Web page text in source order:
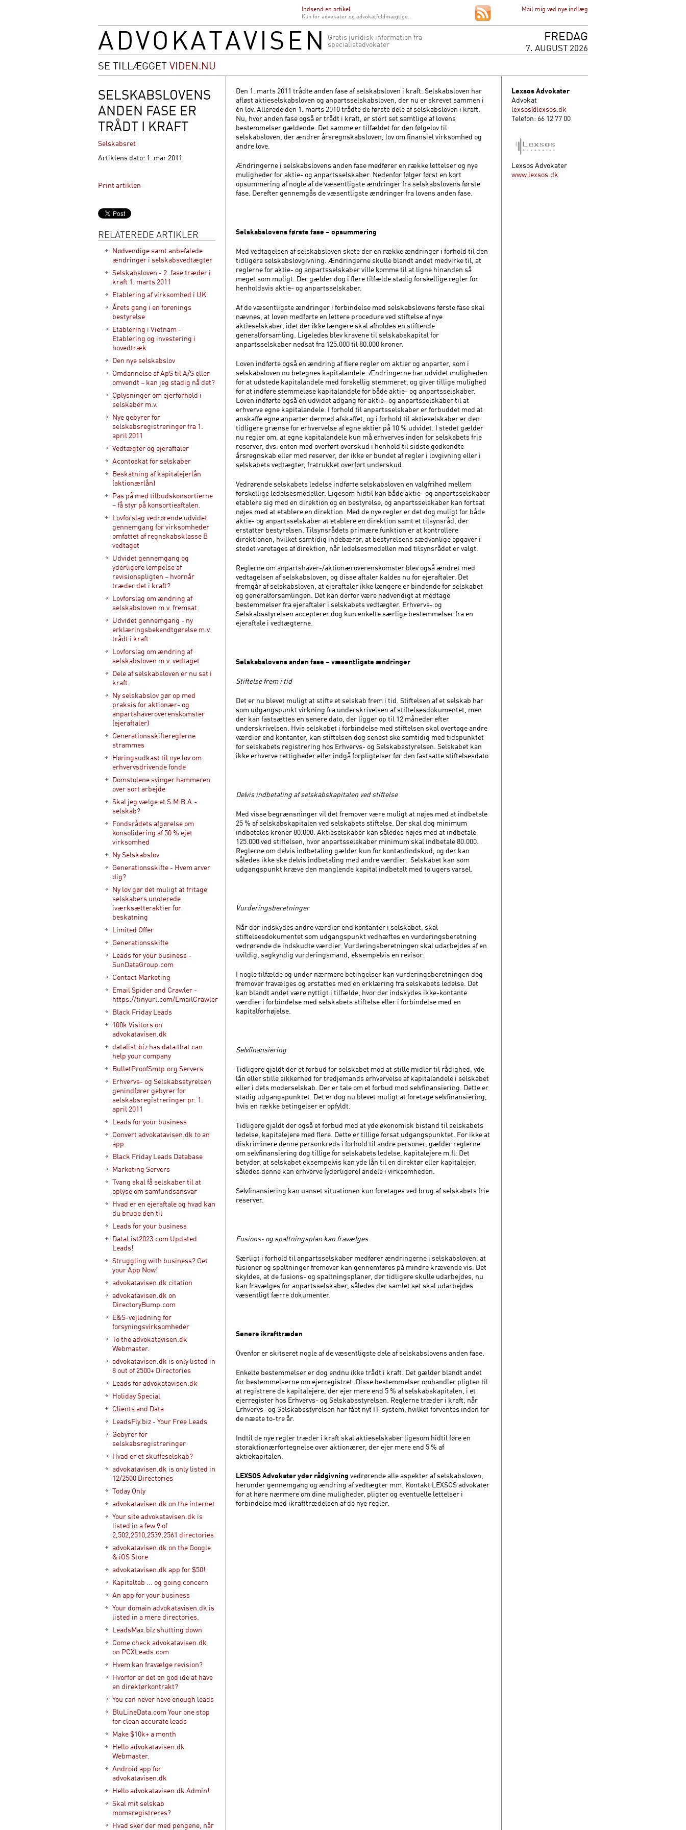
Indsend en artikel
Kun for advokater og advokatfuldmægtige.
Mail mig ved nye indlæg
Gratis juridisk information fra
specialistadvokater
FREDAG
7. AUGUST 2026
SE TILLÆGGETVIDEN.NU
SELSKABSLOVENS
ANDEN FASE ER
TRÅDT I KRAFT
Selskabsret
Artiklens dato: 1. mar 2011
Print artiklen
RELATEREDE ARTIKLER
Nødvendige samt anbefalede
ændringer i selskabsvedtægter
Selskabsloven - 2. fase træder i
kraft 1. marts 2011
Etablering af virksomhed i UK
Årets gang i en forenings
bestyrelse
Etablering i Vietnam -
Etablering og investering i
hovedtræk
Den nye selskabslov
Omdannelse af ApS til A/S eller
omvendt – kan jeg stadig nå det?
Oplysninger om ejerforhold i
selskaber m.v.
Nye gebyrer for
selskabsregistreringer fra 1.
april 2011
Vedtægter og ejeraftaler
Acontoskat for selskaber
Beskatning af kapitalejerlån
(aktionærlån)
Pas på med tilbudskonsortierne
– få styr på konsortieaftalen.
Lovforslag vedrørende udvidet
gennemgang for virksomheder
omfattet af regnskabsklasse B
vedtaget
Udvidet gennemgang og
yderligere lempelse af
revisionspligten – hvornår
træder det i kraft?
Lovforslag om ændring af
selskabsloven m.v. fremsat
Udvidet gennemgang - ny
erklæringsbekendtgørelse m.v.
trådt i kraft
Lovforslag om ændring af
selskabsloven m.v. vedtaget
Dele af selskabsloven er nu sat i
kraft
Ny selskabslov gør op med
praksis for aktionær- og
anpartshaveroverenskomster
(ejeraftaler)
Generationsskiftereglerne
strammes
Høringsudkast til nye lov om
erhvervsdrivende fonde
Domstolene svinger hammeren
over sort arbejde
Skal jeg vælge et S.M.B.A.-
selskab?
Fondsrådets afgørelse om
konsolidering af 50 % ejet
virksomhed
Ny Selskabslov
Generationsskifte - Hvem arver
dig?
Ny lov gør det muligt at fritage
selskabers unoterede
iværksætteraktier for
beskatning
Limited Offer
Generationsskifte
Leads for your business -
SunDataGroup.com
Contact Marketing
Email Spider and Crawler -
https://tinyurl.com/EmailCrawler
Black Friday Leads
100k Visitors on
advokatavisen.dk
datalist.biz has data that can
help your company
BulletProofSmtp.org Servers
Erhvervs- og Selskabsstyrelsen
genindfører gebyrer for
selskabsregistreringer pr. 1.
april 2011
Leads for your business
Convert advokatavisen.dk to an
app.
Black Friday Leads Database
Marketing Servers
Tvang skal få selskaber til at
oplyse om samfundsansvar
Hvad er en ejeraftale og hvad kan
du bruge den til
Leads for your business
DataList2023.com Updated
Leads!
Struggling with business? Get
your App Now!
advokatavisen.dk citation
advokatavisen.dk on
DirectoryBump.com
E&S-vejledning for
forsyningsvirksomheder
To the advokatavisen.dk
Webmaster.
advokatavisen.dk is only listed in
8 out of 2500+ Directories
Leads for advokatavisen.dk
Holiday Special
Clients and Data
LeadsFly.biz - Your Free Leads
Gebyrer for
selskabsregistreringer
Hvad er et skuffeselskab?
advokatavisen.dk is only listed in
12/2500 Directories
Today Only
advokatavisen.dk on the internet
Your site advokatavisen.dk is
listed in a few 9 of
2,502,2510,2539,2561 directories
advokatavisen.dk on the Google
& iOS Store
advokatavisen.dk app for $50!
Kapitaltab ... og going concern
An app for your business
Your domain advokatavisen.dk is
listed in a mere directories.
LeadsMax.biz shutting down
Come check advokatavisen.dk
on PCXLeads.com
Hvem kan fravælge revision?
Hvorfor er det en god ide at have
en direktørkontrakt?
You can never have enough leads
BluLineData.com Your one stop
for clean accurate leads
Make $10k+ a month
Hello advokatavisen.dk
Webmaster.
Android app for
advokatavisen.dk
Hello advokatavisen.dk Admin!
Skal mit selskab
momsregistreres?
Hvad sker der med pengene, når
Den 1. marts 2011 trådte anden fase af selskabsloven i kraft. Selskabsloven har
afløst aktieselskabsloven og anpartsselskabsloven, der nu er skrevet sammen i
én lov. Allerede den 1. marts 2010 trådte de første dele af selskabsloven i kraft.
Nu, hvor anden fase også er trådt i kraft, er stort set samtlige af lovens
bestemmelser gældende. Det samme er tilfældet for den følgelov til
selskabsloven, der ændrer årsregnskabsloven, lov om finansiel virksomhed og
andre love.
Ændringerne i selskabslovens anden fase medfører en række lettelser og nye
muligheder for aktie- og anpartsselskaber. Nedenfor følger først en kort
opsummering af nogle af de væsentligste ændringer fra selskabslovens første
fase. Derefter gennemgås de væsentligste ændringer fra lovens anden fase.
Selskabslovens første fase – opsummering
Med vedtagelsen af selskabsloven skete der en række ændringer i forhold til den
tidligere selskabslovgivning. Ændringerne skulle blandt andet medvirke til, at
reglerne for aktie- og anpartsselskaber ville komme til at ligne hinanden så
meget som muligt. Der gælder dog i flere tilfælde stadig forskellige regler for
henholdsvis aktie- og anpartsselskaber.
Af de væsentligste ændringer i forbindelse med selskabslovens første fase skal
nævnes, at loven medførte en lettere procedure ved stiftelse af nye
aktieselskaber, idet der ikke længere skal afholdes en stiftende
generalforsamling. Ligeledes blev kravene til selskabskapital for
anpartsselskaber nedsat fra 125.000 til 80.000 kroner.
Loven indførte også en ændring af flere regler om aktier og anparter, som i
selskabsloven nu betegnes kapitalandele. Ændringerne har udvidet muligheden
for at udstede kapitalandele med forskellig stemmeret, og giver tillige mulighed
for at indføre stemmeløse kapitalandele for både aktie- og anpartsselskaber.
Loven indførte også en udvidet adgang for aktie- og anpartsselskaber til at
erhverve egne kapitalandele. I forhold til anpartsselskaber er forbuddet mod at
anskaffe egne anparter dermed afskaffet, og i forhold til aktieselskaber er den
tidligere grænse for erhvervelse af egne aktier på 10 % udvidet. I stedet gælder
nu regler om, at egne kapitalandele kun må erhverves inden for selskabets frie
reserver, dvs. enten med overført overskud i henhold til sidste godkendte
årsregnskab eller med reserver, der ikke er bundet af regler i lovgivning eller i
selskabets vedtægter, fratrukket overført underskud.
Vedrørende selskabets ledelse indførte selskabsloven en valgfrihed mellem
forskellige ledelsesmodeller. Ligesom hidtil kan både aktie- og anpartsselskaber
etablere sig med en direktion og en bestyrelse, og anpartsselskaber kan fortsat
nøjes med at etablere en direktion. Med de nye regler er det dog muligt for både
aktie- og anpartsselskaber at etablere en direktion samt et tilsynsråd, der
erstatter bestyrelsen. Tilsynsrådets primære funktion er at kontrollere
direktionen, hvilket samtidig indebærer, at bestyrelsens sædvanlige opgaver i
stedet varetages af direktion, når ledelsesmodellen med tilsynsrådet er valgt.
Reglerne om anpartshaver-/aktionæroverenskomster blev også ændret med
vedtagelsen af selskabsloven, og disse aftaler kaldes nu for ejeraftaler. Det
fremgår af selskabsloven, at ejeraftaler ikke længere er bindende for selskabet
og generalforsamlingen. Det kan derfor være nødvendigt at medtage
bestemmelser fra ejeraftaler i selskabets vedtægter. Erhvervs- og
Selskabsstyrelsen accepterer dog kun enkelte særlige bestemmelser fra en
ejeraftale i vedtægterne.
Selskabslovens anden fase – væsentligste ændringer
Stiftelse frem i tid
Det er nu blevet muligt at stifte et selskab frem i tid. Stiftelsen af et selskab har
som udgangspunkt virkning fra underskrivelsen af stiftelsesdokumentet, men
der kan fastsættes en senere dato, der ligger op til 12 måneder efter
underskrivelsen. Hvis selskabet i forbindelse med stiftelsen skal overtage andre
værdier end kontanter, kan stiftelsen dog senest ske samtidig med tidspunktet
for selskabets registrering hos Erhvervs- og Selskabsstyrelsen. Selskabet kan
ikke erhverve rettigheder eller indgå forpligtelser før den fastsatte stiftelsesdato.
Delvis indbetaling af selskabskapitalen ved stiftelse
Med visse begrænsninger vil det fremover være muligt at nøjes med at indbetale
25 % af selskabskapitalen ved selskabets stiftelse. Der skal dog minimum
indbetales kroner 80.000. Aktieselskaber kan således nøjes med at indbetale
125.000 ved stiftelsen, hvor anpartsselskaber minimum skal indbetale 80.000.
Reglerne om delvis indbetaling gælder kun for kontantindskud, og der kan
således ikke ske delvis indbetaling med andre værdier. Selskabet kan som
udgangspunkt kræve den manglende kapital indbetalt med to ugers varsel.
Vurderingsberetninger
Når der indskydes andre værdier end kontanter i selskabet, skal
stiftelsesdokumentet som udgangspunkt vedhæftes en vurderingsberetning
vedrørende de indskudte værdier. Vurderingsberetningen skal udarbejdes af en
uvildig, sagkyndig vurderingsmand, eksempelvis en revisor.
I nogle tilfælde og under nærmere betingelser kan vurderingsberetningen dog
fremover fravælges og erstattes med en erklæring fra selskabets ledelse. Det
kan blandt andet være nyttigt i tilfælde, hvor der indskydes ikke-kontante
værdier i forbindelse med selskabets stiftelse eller i forbindelse med en
kapitalforhøjelse.
Selvfinansiering
Tidligere gjaldt der et forbud for selskabet mod at stille midler til rådighed, yde
lån eller stille sikkerhed for tredjemands erhvervelse af kapitalandele i selskabet
eller i dets moderselskab. Der er tale om et forbud mod selvfinansiering. Dette er
stadig udgangspunktet. Det er dog nu blevet muligt at foretage selvfinansiering,
hvis en række betingelser er opfyldt.
Tidligere gjaldt der også et forbud mod at yde økonomisk bistand til selskabets
ledelse, kapitalejere med flere. Dette er tillige forsat udgangspunktet. For ikke at
diskriminere denne personkreds i forhold til andre personer, gælder reglerne
om selvfinansiering dog tillige for selskabets ledelse, kapitalejere m.fl. Det
betyder, at selskabet eksempelvis kan yde lån til en direktør eller kapitalejer,
således denne kan erhverve (yderligere) andele i virksomheden.
Selvfinansiering kan uanset situationen kun foretages ved brug af selskabets frie
reserver.
Fusions- og spaltningsplan kan fravælges
Særligt i forhold til anpartsselskaber medfører ændringerne i selskabsloven, at
fusioner og spaltninger fremover kan gennemføres på mindre krævende vis. Det
skyldes, at de fusions- og spaltningsplaner, der tidligere skulle udarbejdes, nu
kan fravælges for anpartsselskaber, således der samlet set skal udarbejdes
væsentligt færre dokumenter.
Senere ikrafttræden
Ovenfor er skitseret nogle af de væsentligste dele af selskabslovens anden fase.
Enkelte bestemmelser er dog endnu ikke trådt i kraft. Det gælder blandt andet
for bestemmelserne om ejerregistret. Disse bestemmelser omhandler pligten til
at registrere de kapitalejere, der ejer mere end 5 % af selskabskapitalen, i et
ejerregister hos Erhvervs- og Selskabsstyrelsen. Reglerne træder i kraft, når
Erhvervs- og Selskabsstyrelsen har fået nyt IT-system, hvilket forventes inden for
de næste to-tre år.
Indtil de nye regler træder i kraft skal aktieselskaber ligesom hidtil føre en
storaktionærfortegnelse over aktionærer, der ejer mere end 5 % af
aktiekapitalen.
LEXSOS Advokater yder rådgivning vedrørende alle aspekter af selskabsloven,
herunder gennemgang og ændring af vedtægter mm. Kontakt LEXSOS advokater
for at høre nærmere om dine muligheder, pligter og eventuelle lettelser i
forbindelse med ikrafttrædelsen af de nye regler.
Lexsos Advokater
Advokat
lexsos@lexsos.dk
Telefon: 66 12 77 00
Lexsos Advokater
www.lexsos.dk